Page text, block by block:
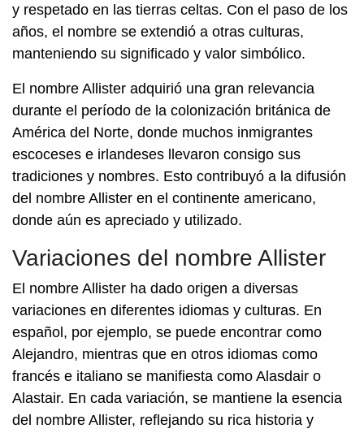
y respetado en las tierras celtas. Con el paso de los
años, el nombre se extendió a otras culturas,
manteniendo su significado y valor simbólico.
El nombre Allister adquirió una gran relevancia
durante el período de la colonización británica de
América del Norte, donde muchos inmigrantes
escoceses e irlandeses llevaron consigo sus
tradiciones y nombres. Esto contribuyó a la difusión
del nombre Allister en el continente americano,
donde aún es apreciado y utilizado.
Variaciones del nombre Allister
El nombre Allister ha dado origen a diversas
variaciones en diferentes idiomas y culturas. En
español, por ejemplo, se puede encontrar como
Alejandro, mientras que en otros idiomas como
francés e italiano se manifiesta como Alasdair o
Alastair. En cada variación, se mantiene la esencia
del nombre Allister, reflejando su rica historia y